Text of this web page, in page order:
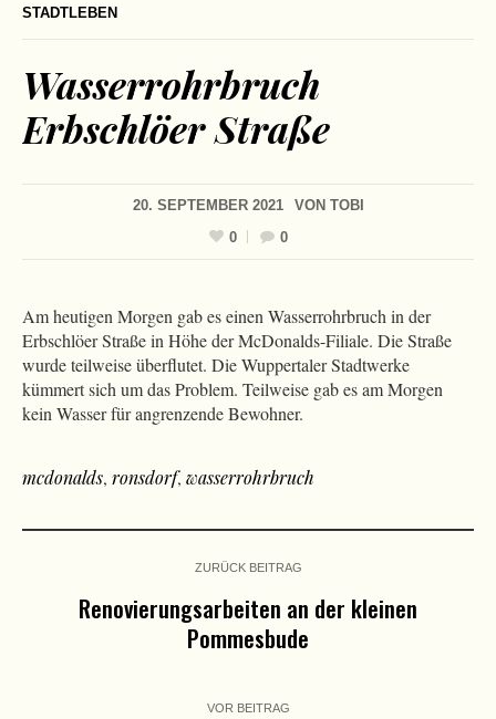
STADTLEBEN
Wasserrohrbruch
Erbschlöer Straße
20. SEPTEMBER 2021 VON TOBI
0
0
Am heutigen Morgen gab es einen Wasserrohrbruch in der
Erbschlöer Straße in Höhe der McDonalds-Filiale. Die Straße
wurde teilweise überflutet. Die Wuppertaler Stadtwerke
kümmert sich um das Problem. Teilweise gab es am Morgen
kein Wasser für angrenzende Bewohner.
mcdonalds, ronsdorf, wasserrohrbruch
ZURÜCK BEITRAG
Renovierungsarbeiten an der kleinen
Pommesbude
VOR BEITRAG